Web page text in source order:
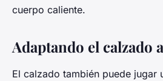
cuerpo caliente.
Adaptando el calzado
El calzado también puede jugar